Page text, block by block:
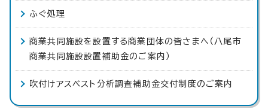
ふぐ処理
商業共同施設を設置する商業団体の皆さまへ（八尾市
商業共同施設設置補助金のご案内）
吹付けアスベスト分析調査補助金交付制度のご案内